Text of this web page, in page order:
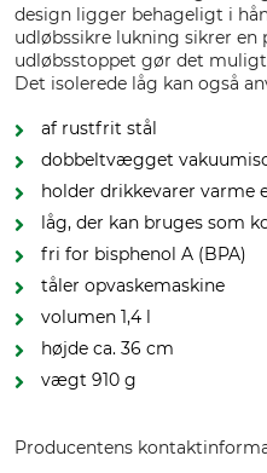
design ligger behageligt i
udløbssikre lukning sikrer
udløbsstoppet gør det
Det isolerede låg kan også
af rustfrit stål
dobbeltvægget
holder drikkevarer varme
låg, der kan bruges som
fri for bisphenol A (BPA)
tåler opvaskemaskine
volumen 1,4 l
højde ca. 36 cm
vægt 910 g
Producentens